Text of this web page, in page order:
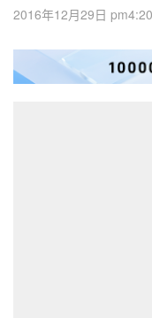
Tiktok
数据 拉新
元宇宙
2016年12月29日 pm4:20